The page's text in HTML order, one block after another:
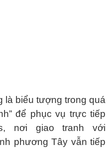
là biểu tượng trong quá
để phục vụ trực tiếp
nơi giao tranh với
phương Tây vẫn tiếp